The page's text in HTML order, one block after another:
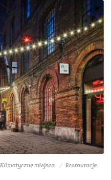
Klimatyczne miejsca Restauracje